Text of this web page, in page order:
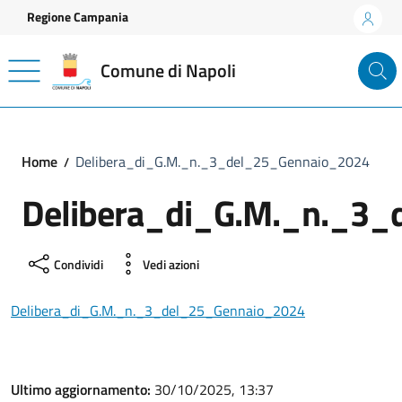
Vai ai contenuti
Vai al footer
Regione Campania
Comune di Napoli
Home Delibera_di_G.M._n._3_del_25_Gennaio_2024
Condividi Vedi azioni
Delibera_di_G.M._n._3_del_25_Gennaio_2024
Ultimo aggiornamento: 30/10/2025, 13:37